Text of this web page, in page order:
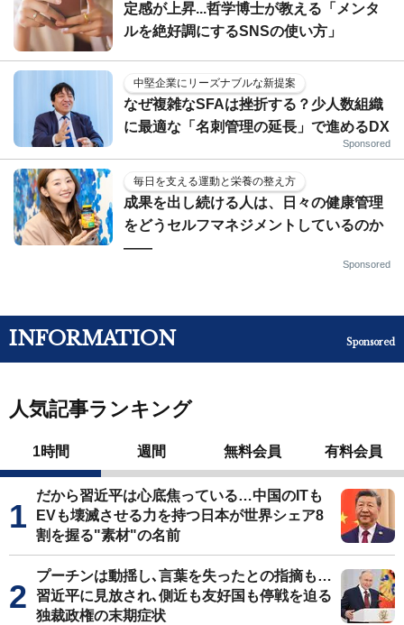
定感が上昇...哲学博士が教える「メンタ
ルを絶好調にするSNSの使い方」
中堅企業にリーズナブルな新提案
なぜ複雑なSFAは挫折する？少人数組織
に最適な「名刺管理の延長」で進めるDX
Sponsored
毎日を支える運動と栄養の整え方
成果を出し続ける人は、日々の健康管理
をどうセルフマネジメントしているのか
——
Sponsored
INFORMATION Sponsored
人気記事ランキング
1時間 週間 無料会員 有料会員
だから習近平は心底焦っている…中国のITも
EVも壊滅させる力を持つ日本が世界シェア8
割を握る"素材"の名前
プーチンは動揺し､言葉を失ったとの指摘も…
習近平に見放され､側近も友好国も停戦を迫る
独裁政権の末期症状